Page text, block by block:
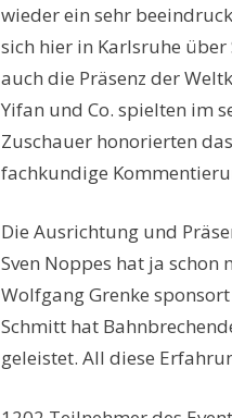
wieder ein sehr
sich hier in Karlsruhe
auch die Präsenz der
Yifan und Co. spielten im
Zuschauer honorierten
fachkundige
Die Ausrichtung und
Sven Noppes hat ja
Wolfgang Grenke
Schmitt hat
geleistet. All diese